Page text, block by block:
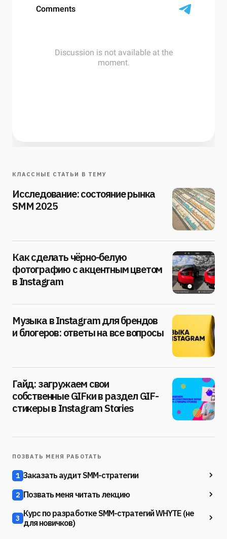
КЛАССНЫЕ СТАТЬИ В ТЕМУ
Исследование: состояние рынка
SMM 2025
Как сделать чёрно-белую
фотографию с акцентным цветом
в Instagram
Музыка в Instagram для брендов
и блогеров: ответы на все вопросы
Гайд: загружаем свои
собственные GIFки в раздел GIF-
стикеры в Instagram Stories
ПОЗВАТЬ МЕНЯ РАБОТАТЬ
1 Заказать аудит SMM-стратегии
2 Позвать меня читать лекцию
3 Курс по разработке SMM-стратегий WHYTE (не
для новичков)